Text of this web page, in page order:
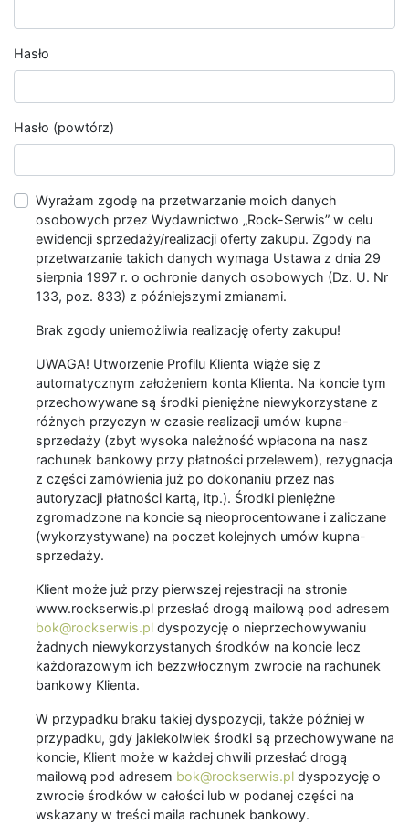
Hasło
Hasło (powtórz)
Wyrażam zgodę na przetwarzanie moich danych
osobowych przez Wydawnictwo „Rock-Serwis” w celu
ewidencji sprzedaży/realizacji oferty zakupu. Zgody na
przetwarzanie takich danych wymaga Ustawa z dnia 29
sierpnia 1997 r. o ochronie danych osobowych (Dz. U. Nr
133, poz. 833) z późniejszymi zmianami.
Brak zgody uniemożliwia realizację oferty zakupu!
UWAGA! Utworzenie Profilu Klienta wiąże się z
automatycznym założeniem konta Klienta. Na koncie tym
przechowywane są środki pieniężne niewykorzystane z
różnych przyczyn w czasie realizacji umów kupna-
sprzedaży (zbyt wysoka należność wpłacona na nasz
rachunek bankowy przy płatności przelewem), rezygnacja
z części zamówienia już po dokonaniu przez nas
autoryzacji płatności kartą, itp.). Środki pieniężne
zgromadzone na koncie są nieoprocentowane i zaliczane
(wykorzystywane) na poczet kolejnych umów kupna-
sprzedaży.
Klient może już przy pierwszej rejestracji na stronie
www.rockserwis.pl przesłać drogą mailową pod adresem
bok@rockserwis.pl dyspozycję o nieprzechowywaniu
żadnych niewykorzystanych środków na koncie lecz
każdorazowym ich bezzwłocznym zwrocie na rachunek
bankowy Klienta.
W przypadku braku takiej dyspozycji, także później w
przypadku, gdy jakiekolwiek środki są przechowywane na
koncie, Klient może w każdej chwili przesłać drogą
mailową pod adresem bok@rockserwis.pl dyspozycję o
zwrocie środków w całości lub w podanej części na
wskazany w treści maila rachunek bankowy.